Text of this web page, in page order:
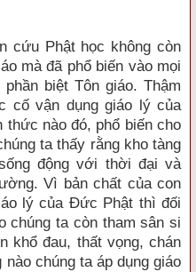
cứu Phật học không còn
mà đã phổ biến vào mọi
biệt Tôn giáo. Thậm
cố vận dụng giáo lý của
nào đó, phổ biến cho
ta thấy rằng kho tàng
động với thời đại và
Vì bản chất của con
lý của Ðức Phật thì đối
chúng ta còn tham sân si
khổ đau, thất vọng, chán
chúng ta áp dụng giáo